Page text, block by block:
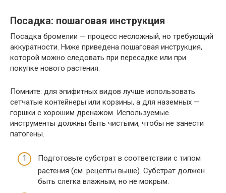
Посадка: пошаговая инструкция
Посадка бромелии — процесс несложный, но требующий
аккуратности. Ниже приведена пошаговая инструкция,
которой можно следовать при пересадке или при
покупке нового растения.
Помните: для эпифитных видов лучше использовать
сетчатые контейнеры или корзины, а для наземных —
горшки с хорошим дренажом. Используемые
инструменты должны быть чистыми, чтобы не занести
патогены.
Подготовьте субстрат в соответствии с типом
растения (см. рецепты выше). Субстрат должен
быть слегка влажным, но не мокрым.